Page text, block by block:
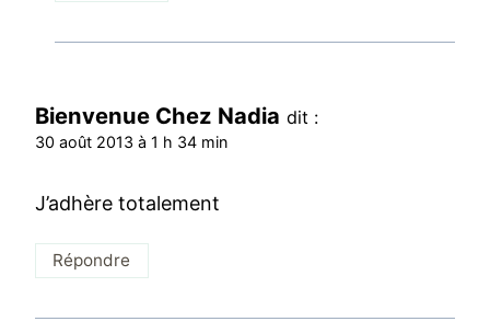
Bienvenue Chez Nadia dit :
30 août 2013 à 1 h 34 min
J’adhère totalement
Répondre